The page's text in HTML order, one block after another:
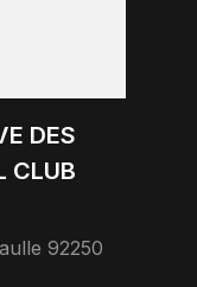
DES
CLUB
92250